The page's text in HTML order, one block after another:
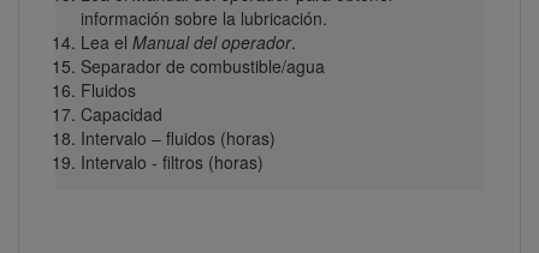
información sobre la lubricación.
Lea el Manual del operador.
Separador de combustible/agua
Fluidos
Capacidad
Intervalo – fluidos (horas)
Intervalo - filtros (horas)